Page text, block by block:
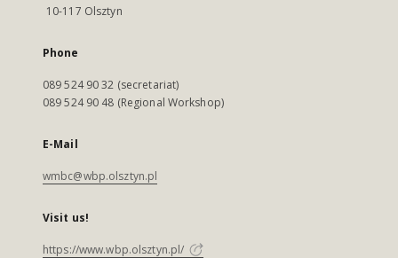
10-117 Olsztyn
Phone
089 524 90 32 (secretariat)
089 524 90 48 (Regional Workshop)
E-Mail
wmbc@wbp.olsztyn.pl
Visit us!
https://www.wbp.olsztyn.pl/